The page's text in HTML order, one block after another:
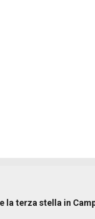
la terza stella in